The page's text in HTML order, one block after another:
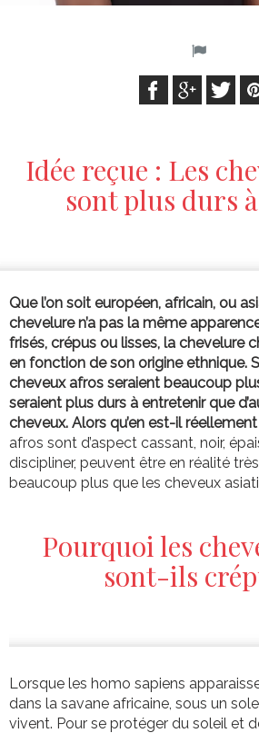
Idée reçue : Les
sont plus durs
Que l’on soit européen, africain, ou
chevelure n’a pas la même
frisés, crépus ou lisses, la chevelure
en fonction de son origine ethnique.
cheveux afros seraient beaucoup
seraient plus durs à entretenir que
cheveux. Alors qu’en est-il
afros sont d’aspect cassant, noir,
discipliner, peuvent être en réalité
beaucoup plus que les cheveux
Pourquoi les
sont-ils
Lorsque les homo sapiens
dans la savane africaine, sous un
vivent. Pour se protéger du soleil et